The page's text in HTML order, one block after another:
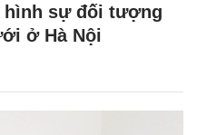
sự đối tượng
ở Hà Nội